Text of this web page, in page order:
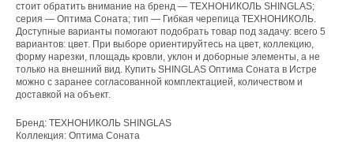
стоит обратить внимание на бренд — ТЕХНОНИКОЛЬ SHINGLAS;
серия — Оптима Соната; тип — Гибкая черепица ТЕХНОНИКОЛЬ.
Доступные варианты помогают подобрать товар под задачу: всего 5
вариантов: цвет. При выборе ориентируйтесь на цвет, коллекцию,
форму нарезки, площадь кровли, уклон и доборные элементы, а не
только на внешний вид. Купить SHINGLAS Оптима Соната в Истре
можно с заранее согласованной комплектацией, количеством и
доставкой на объект.
Бренд: ТЕХНОНИКОЛЬ SHINGLAS
Коллекция: Оптима Соната